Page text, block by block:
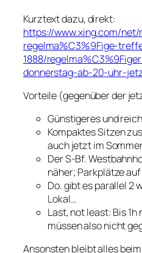
Kurztext dazu, direkt:
https://www.xing.com/
regelma%C3%9Fige-
1888/
donnerstag-ab-20-uhr-
Vorteile (gegenüber der
Günstigeres und
Kompaktes Sitzen
auch jetzt im
Der S-Bf.
näher; Parkplätze
Do. gibt es parallel 2
Lokal…
Last, not least: Bis
müssen also nicht
Ansonsten bleibt alles